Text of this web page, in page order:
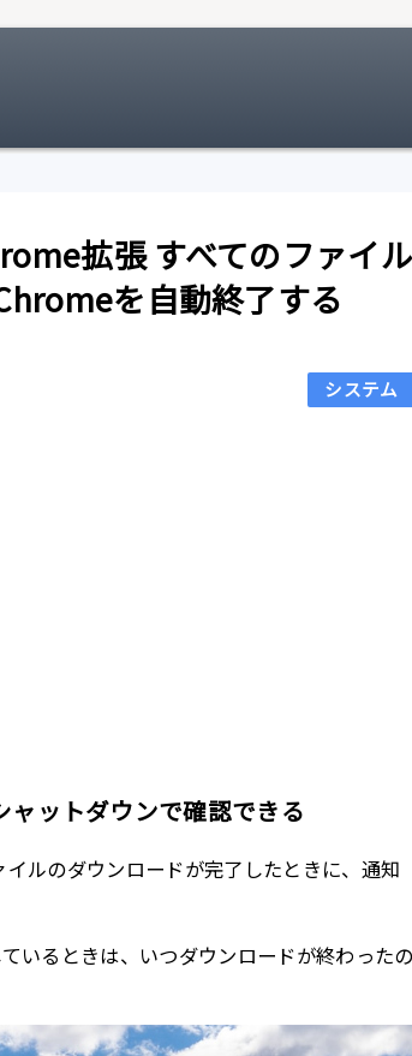
拡張 すべてのファイル
を自動終了する
システム
ットダウンで確認できる
ルのダウンロードが完了したときに、通知
いるときは、いつダウンロードが終わったの